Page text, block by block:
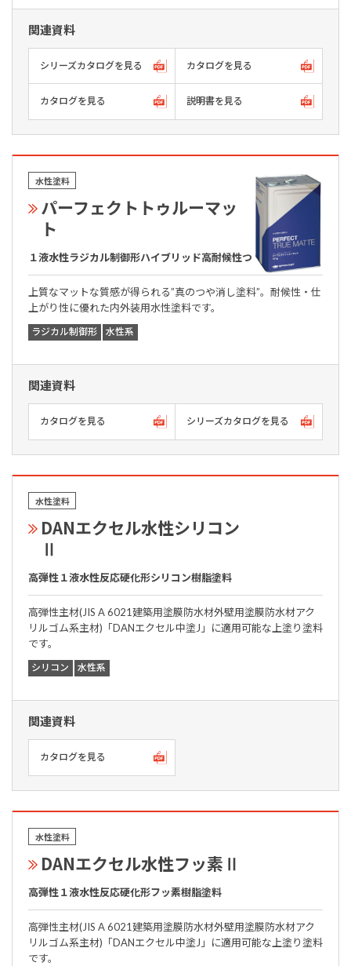
関連資料
シリーズカタログを見る カタログを見る
カタログを見る 説明書を見る
水性塗料
パーフェクトトゥルーマッ
ト
１液水性ラジカル制御形ハイブリッド高耐候性つや消し塗料
上質なマットな質感が得られる”真のつや消し塗料”。耐候性・仕
上がり性に優れた内外装用水性塗料です。
ラジカル制御形 水性系
関連資料
カタログを見る シリーズカタログを見る
水性塗料
DANエクセル水性シリコン
Ⅱ
高弾性１液水性反応硬化形シリコン樹脂塗料
高弾性主材(JIS A 6021建築用塗膜防水材外壁用塗膜防水材アク
リルゴム系主材)「DANエクセル中塗J」に適用可能な上塗り塗料
です。
シリコン 水性系
関連資料
カタログを見る
水性塗料
DANエクセル水性フッ素Ⅱ
高弾性１液水性反応硬化形フッ素樹脂塗料
高弾性主材(JIS A 6021建築用塗膜防水材外壁用塗膜防水材アク
リルゴム系主材)「DANエクセル中塗J」に適用可能な上塗り塗料
です。